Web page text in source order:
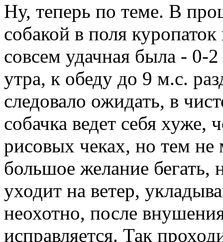
Ну, теперь по теме. В
собакой в поля
совсем удачная была - 0-
утра, к обеду до 9 м.с.
следовало ожидать, в
собачка ведет себя хуже,
рисовых чеках, но тем не
большое желание бегать,
уходит на ветер,
неохотно, после
исправляется. Так